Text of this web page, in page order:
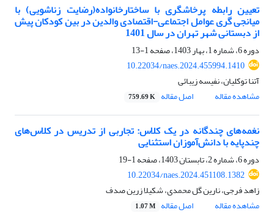
تعیین رابطه پرخاشگری با ساختارخانواده(رضایت زناشویی) با
میانجی گری عوامل اجتماعی-اقتصادی والدین در بین کودکان پیش
از دبستانی شهر تهران در سال 1401
دوره 6، شماره 1، بهار 1403، صفحه
1-13
10.22034/naes.2024.455994.1410
آتنا توکلیان، نفیسه زیبائی
مشاهده مقاله
اصل مقاله 759.69 K
نغمه‌های چندگانه در یک کلاس: تجاربی از تدریس در کلاس‌های
چندپایه با دانش‌آموزان استثنایی
دوره 6، شماره 2، تابستان 1403، صفحه
1-19
10.22034/naes.2024.451108.1382
زاهد فرجی، نارین گل محمدی، شکیلا زرین صدف
مشاهده مقاله
اصل مقاله 1.07 M